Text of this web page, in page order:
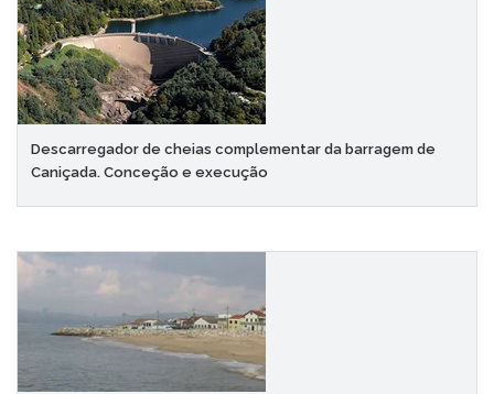
Descarregador de cheias complementar da barragem de
Caniçada. Conceção e execução